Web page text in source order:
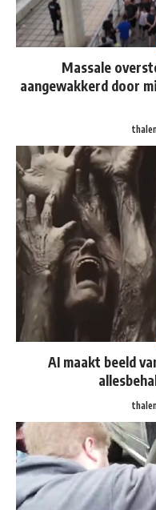
Massale
aangewakkerd door
AI maakt beeld